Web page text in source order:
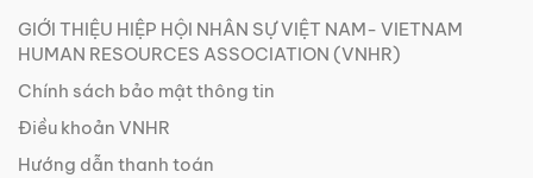
GIỚI THIỆU HIỆP HỘI NHÂN SỰ VIỆT NAM- VIETNAM
HUMAN RESOURCES ASSOCIATION (VNHR)
Chính sách bảo mật thông tin
Điều khoản VNHR
Hướng dẫn thanh toán